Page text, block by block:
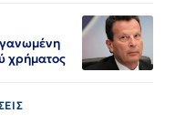
χρήματος